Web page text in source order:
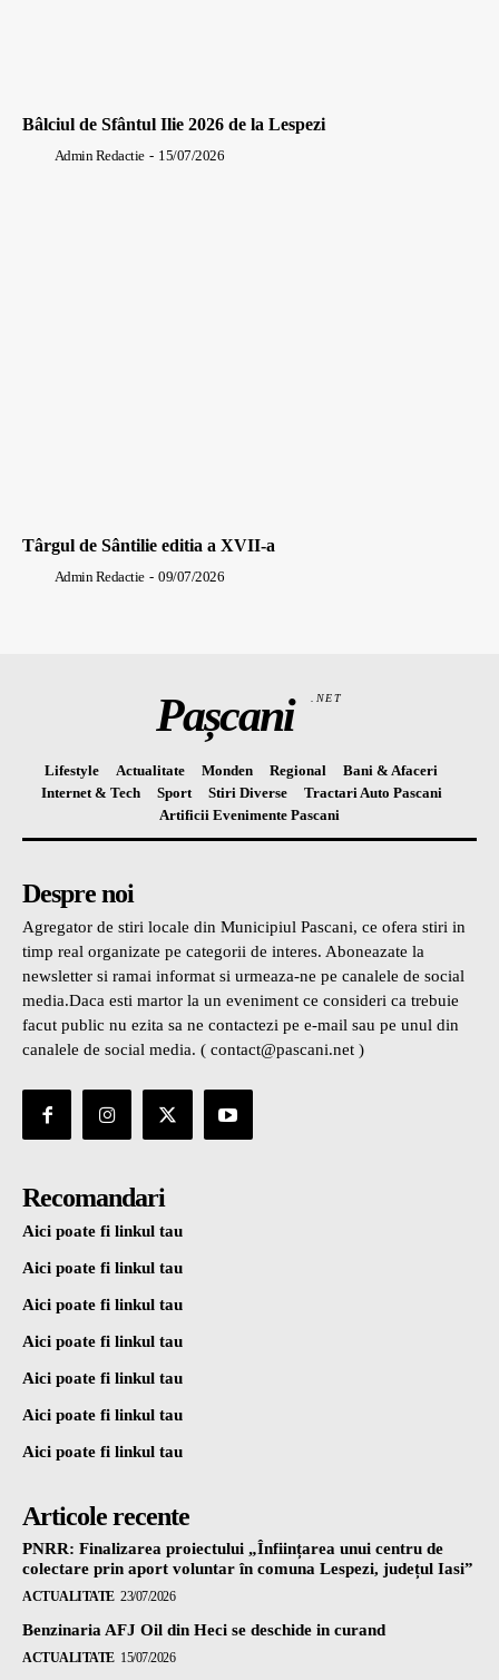
Bâlciul de Sfântul Ilie 2026 de la Lespezi
Admin Redactie - 15/07/2026
Târgul de Sântilie editia a XVII-a
Admin Redactie - 09/07/2026
Pașcani .NET
Lifestyle Actualitate Monden Regional
Bani & Afaceri
Internet & Tech
Sport Stiri Diverse
Tractari Auto Pascani
Artificii Evenimente Pascani
Despre noi
Agregator de stiri locale din Municipiul Pascani, ce ofera stiri in
timp real organizate pe categorii de interes. Aboneazate la
newsletter si ramai informat si urmeaza-ne pe canalele de social
media.Daca esti martor la un eveniment ce consideri ca trebuie
facut public nu ezita sa ne contactezi pe e-mail sau pe unul din
canalele de social media. ( contact@pascani.net )
Recomandari
Aici poate fi linkul tau
Aici poate fi linkul tau
Aici poate fi linkul tau
Aici poate fi linkul tau
Aici poate fi linkul tau
Aici poate fi linkul tau
Aici poate fi linkul tau
Articole recente
PNRR: Finalizarea proiectului „Înființarea unui centru de
colectare prin aport voluntar în comuna Lespezi, județul Iasi”
ACTUALITATE 23/07/2026
Benzinaria AFJ Oil din Heci se deschide in curand
ACTUALITATE 15/07/2026